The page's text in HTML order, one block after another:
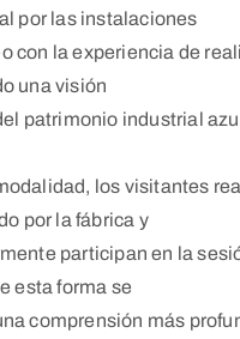
por las instalaciones
con la experiencia de
una visión
patrimonio industrial
los visitantes
por la fábrica y
participan en la
esta forma se
comprensión más